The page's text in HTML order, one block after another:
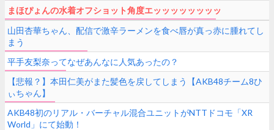
まほぴょんの水着オフショット角度エッッッッッッッッ
山田杏華ちゃん、配信で激辛ラーメンを食べ唇が真っ赤に腫れてし
まう
平手友梨奈ってなぜあんなに人気あったの？
【悲報？】本田仁美がまた髪色を戻してしまう【AKB48チーム8ひ
ぃちゃん】
AKB48初のリアル・バーチャル混合ユニットがNTTドコモ「XR
World」にて始動！